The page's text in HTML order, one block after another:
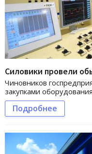
Силовики провели
Чиновников
закупками
Подробнее